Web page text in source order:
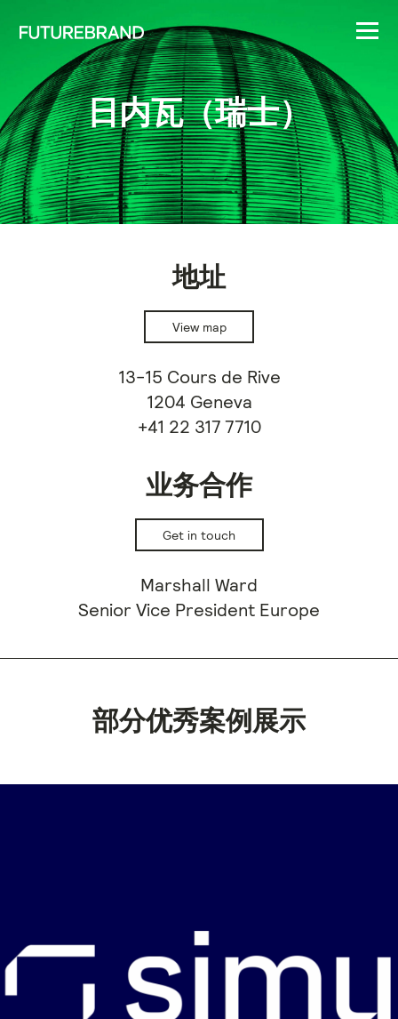
日内瓦（瑞士）
地址
View map
13-15 Cours de Rive
1204 Geneva
+41 22 317 7710
业务合作
Get in touch
Marshall Ward
Senior Vice President Europe
部分优秀案例展示